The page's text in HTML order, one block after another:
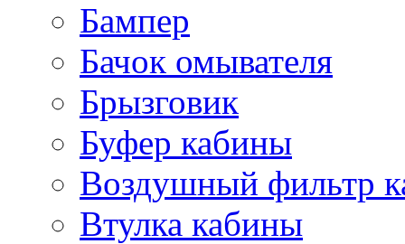
Бампер
Бачок омывателя
Брызговик
Буфер кабины
Воздушный фильтр
Втулка кабины